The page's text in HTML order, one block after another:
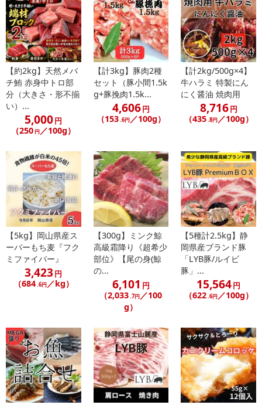
記載されている内容を必ずご確認いただき、お届けする商品セット
にご納得いただきましたうえでお申し込みください。
※パッケージ変更や商品リニューアル（成分など含む）等により、
参考の掲載画像や画像内のバーコードなど、お届け商品と多少異な
る場合がございます。
また、[新たな加工食品の原料原産地表示制度]の経過措置期間の終
了により、商品詳細内に記載の原産国・原材料の表記が旧表記の場
合がございます。
あらかじめご了承いただいた上でお申込みください。なお、本理由
によるお申込み後のキャンセル・返品交換は対応いたしかねます。
【お支払いについて】
※送料はお試し費用に含まれております。
※d払い、PayPay、au PAY、au PAY（auかんたん決済）、ソフトバ
ンクまとめて支払い、楽天ペイ、メルペイ、AEON Pay、Amazon
Payでお支払いの場合、決済のため外部サイトへ遷移します。
※予約商品は決済手段ごとに定められた決済期限日にお支払いを完
了することがございます。ご了承いただいたうえでお申し込みくだ
さい。
【配送伝票番号について】
※配送形態がメール便の商品については、商品の発送完了後、配送
伝票番号がマイページに表示されない場合もございます。
【配送日時の指定について】
※配送日時の指定が可能な商品の場合、商品によってご指定できる
配送日、配送時間が異なる可能性がございます。
カート機能をご利用の場合は、配送日時指定をご利用いただけませ
ん。
【約2kg】天然メバ
チ鮪 赤身中トロ部
分（大きさ・形不揃
い）...
5,000円
（250 円／100g）
【計3kg】豚肉2種
セット（豚小間1.5k
g+豚挽肉1.5k...
4,606円
（153.6円／100g）
【計2kg/500g×4】
牛ハラミ 特製にん
にく醤油 焼肉用
8,716円
（435.8円／100g）
【5kg】岡山県産ス
ーパーもち麦『フク
ミファイバー』
3,423円
（684 .6円／kg）
【300g】ミンク鯨
高級霜降り《超希少
部位》【尾の身(鯨
の...
6,101 円
（2,033 .7円 ／100
g）
【5種計2.5kg】静
岡県産ブランド豚
「LYB豚/ルイビ
豚」...
15,564円
（622 .6円／100g）